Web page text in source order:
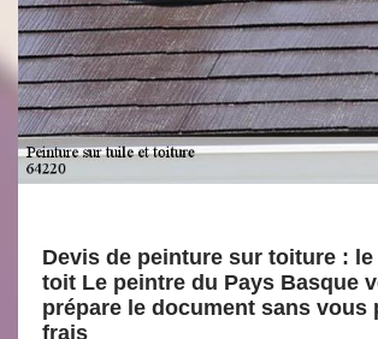
Devis de peinture sur toiture :
toit Le peintre du Pays Basque
prépare le document sans vous
frais